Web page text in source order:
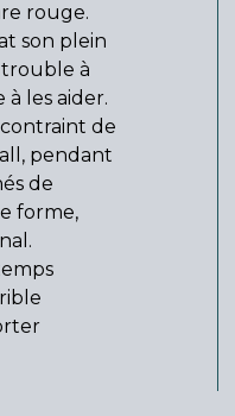
rouge.
son plein
à
à les aider.
de
pendant
de
forme,